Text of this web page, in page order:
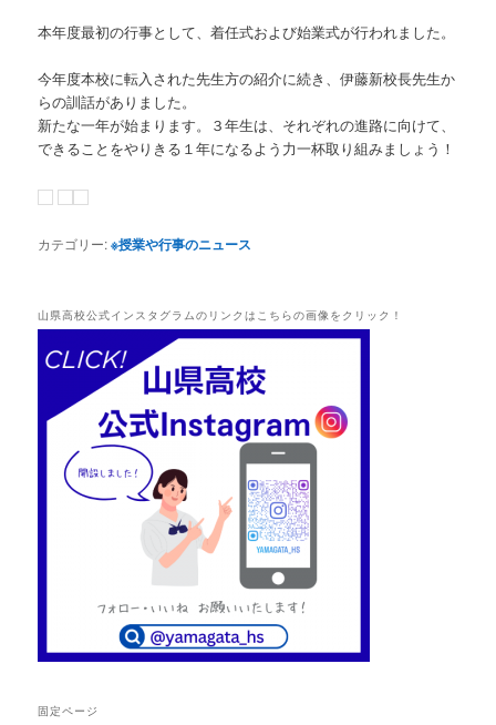
本年度最初の行事として、着任式および始業式が行われました。
今年度本校に転入された先生方の紹介に続き、伊藤新校長先生か
らの訓話がありました。
新たな一年が始まります。３年生は、それぞれの進路に向けて、
できることをやりきる１年になるよう力一杯取り組みましょう！
カテゴリー:※授業や行事のニュース
山県高校公式インスタグラムのリンクはこちらの画像をクリック！
固定ページ